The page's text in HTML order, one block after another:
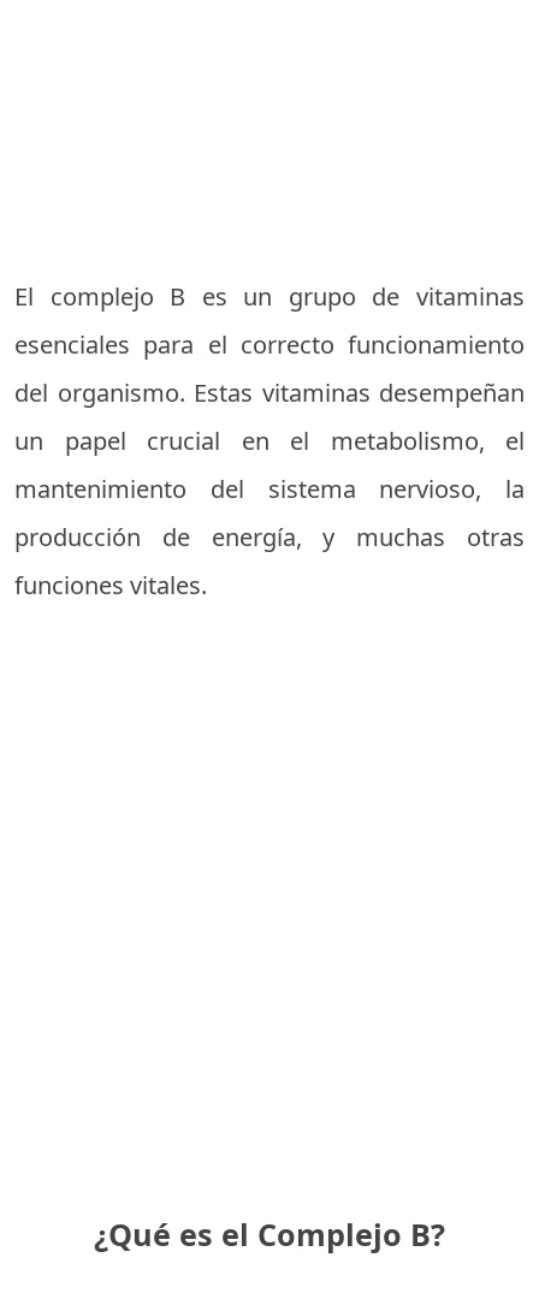
El complejo B es un grupo de vitaminas
esenciales para el correcto funcionamiento
del organismo. Estas vitaminas desempeñan
un papel crucial en el metabolismo, el
mantenimiento del sistema nervioso, la
producción de energía, y muchas otras
funciones vitales.
¿Qué es el Complejo B?